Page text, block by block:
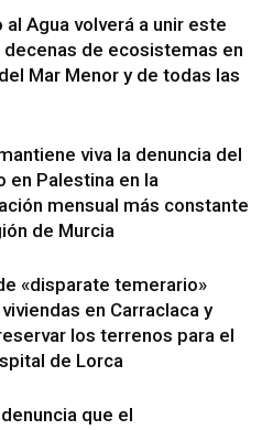
al Agua volverá a unir este
decenas de ecosistemas en
Mar Menor y de todas las
viva la denuncia del
en Palestina en la
mensual más constante
de Murcia
«disparate temerario»
en Carraclaca y
los terrenos para el
de Lorca
que el